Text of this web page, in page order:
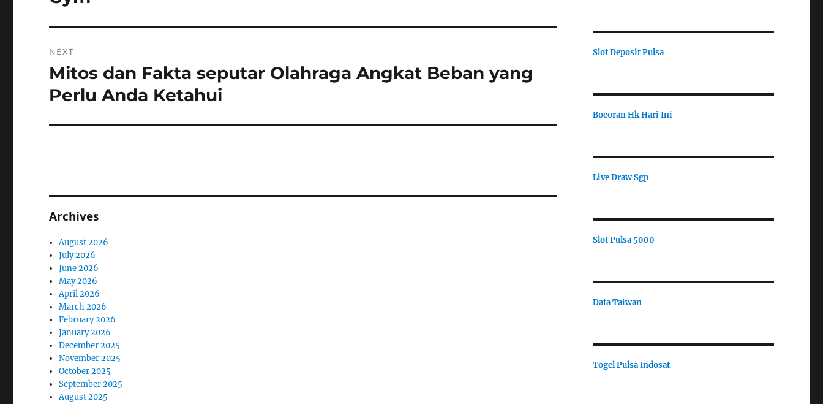
NEXT
Next
post:
Mitos dan Fakta seputar Olahraga Angkat Beban yang
Perlu Anda Ketahui
Archives
August 2026
July 2026
June 2026
May 2026
April 2026
March 2026
February 2026
January 2026
December 2025
November 2025
October 2025
September 2025
August 2025
Slot Deposit Pulsa
Bocoran Hk Hari Ini
Live Draw Sgp
Slot Pulsa 5000
Data Taiwan
Togel Pulsa Indosat